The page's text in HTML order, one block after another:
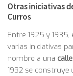
Otras iniciativas
Curros
Entre 1925 y
varias iniciativas
nombre a una calle
1932 se construye